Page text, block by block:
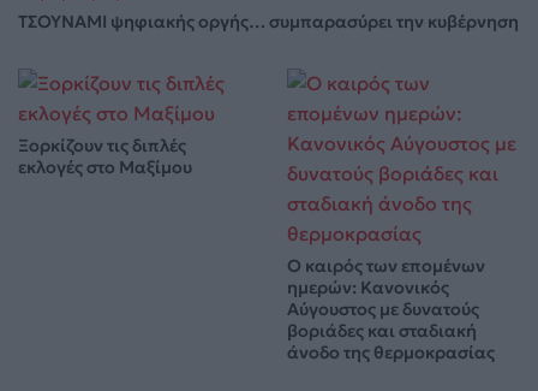
ΤΣΟΥΝΑΜΙ ψηφιακής οργής… συμπαρασύρει την κυβέρνηση
Ξορκίζουν τις διπλές
εκλογές στο Μαξίμου
Ο καιρός των επομένων
ημερών: Κανονικός
Αύγουστος με δυνατούς
βοριάδες και σταδιακή
άνοδο της θερμοκρασίας